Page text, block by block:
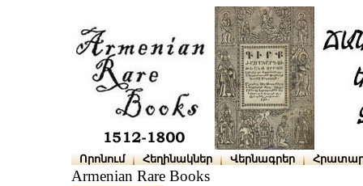
Որոնում Հեղինակներ Վերնագրեր
Armenian Rare Books